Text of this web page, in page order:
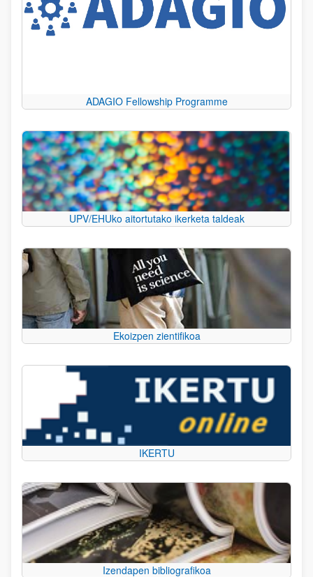
ADAGIO Fellowship Programme
UPV/EHUko aitortutako ikerketa taldeak
Ekoizpen zientifikoa
IKERTU
Izendapen bibliografikoa